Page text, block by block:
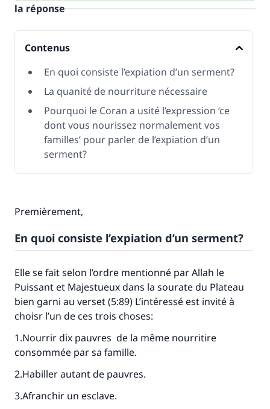
la réponse
Contenus
En quoi consiste l’expiation d’un serment?
La quanité de nourriture nécessaire
Pourquoi le Coran a usité l’expression ‘ce
dont vous nourissez normalement vos
familles’ pour parler de l’expiation d’un
serment?
Premièrement,
En quoi consiste l’expiation d’un serment?
Elle se fait selon l’ordre mentionné par Allah le
Puissant et Majestueux dans la sourate du Plateau
bien garni au verset (5:89) L’intéressé est invité à
choisr l’un de ces trois choses:
1.Nourrir dix pauvres de la même nourritire
consommée par sa famille.
2.Habiller autant de pauvres.
3.Afranchir un esclave.